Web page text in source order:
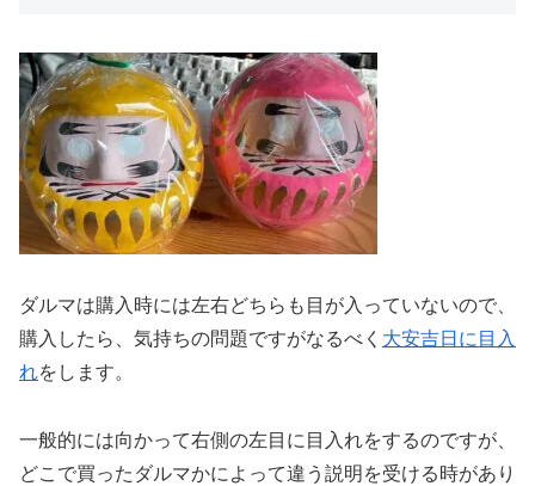
ダルマは購入時には左右どちらも目が入っていないので、
購入したら、気持ちの問題ですがなるべく 大安吉日に目入
れをします。
一般的には向かって右側の左目に目入れをするのですが、
どこで買ったダルマかによって違う説明を受ける時があり